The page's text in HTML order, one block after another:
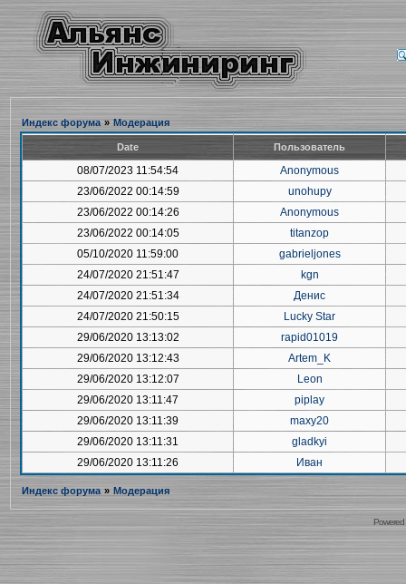
Индекс форума » Модерация
Date Пользователь
08/07/2023 11:54:54
Anonymous
23/06/2022 00:14:59
unohupy
23/06/2022 00:14:26
Anonymous
23/06/2022 00:14:05
titanzop
05/10/2020 11:59:00
gabrieljones
24/07/2020 21:51:47
kgn
24/07/2020 21:51:34
Денис
24/07/2020 21:50:15
Lucky Star
29/06/2020 13:13:02
rapid01019
29/06/2020 13:12:43
Artem_K
29/06/2020 13:12:07
Leon
29/06/2020 13:11:47
piplay
29/06/2020 13:11:39
maxy20
29/06/2020 13:11:31
gladkyi
29/06/2020 13:11:26
Иван
Индекс форума » Модерация